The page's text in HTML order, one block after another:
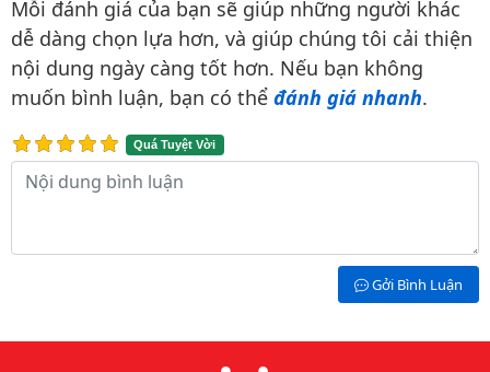
Mỗi đánh giá của bạn sẽ giúp những người khác
dễ dàng chọn lựa hơn, và giúp chúng tôi cải thiện
nội dung ngày càng tốt hơn. Nếu bạn không
muốn bình luận, bạn có thể đánh giá nhanh.
Quá Tuyệt Vời
Nội dung bình luận
Gởi Bình Luận